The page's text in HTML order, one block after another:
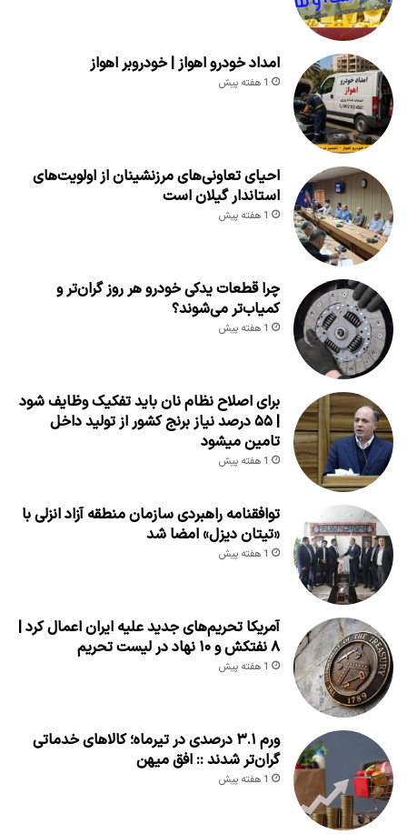
امداد خودرو اهواز | خودروبر اهواز
1 هفته پیش
احیای تعاونی‌های مرزنشینان از اولویت‌های
استاندار گیلان است
1 هفته پیش
چرا قطعات یدکی خودرو هر روز گران‌تر و
کمیاب‌تر می‌شوند؟
1 هفته پیش
برای اصلاح نظام نان باید تفکیک وظایف شود
| ۵۵ درصد نیاز برنج کشور از تولید داخل
تامین میشود
1 هفته پیش
توافقنامه راهبردی سازمان منطقه آزاد انزلی با
«تیتان دیزل» امضا شد
1 هفته پیش
آمریکا تحریم‌های جدید علیه ایران اعمال کرد |
۸ نفتکش و ۱۰ نهاد در لیست تحریم
1 هفته پیش
ورم ۳.۱ درصدی در تیرماه؛ کالاهای خدماتی
گران‌تر شدند :: افق میهن
1 هفته پیش